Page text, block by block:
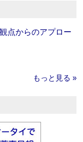
点からのアプロー
もっと見る »